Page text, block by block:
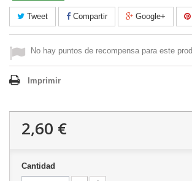
Tweet Compartir Google+
No hay puntos de recompensa para este
Imprimir
2,60 €
Cantidad